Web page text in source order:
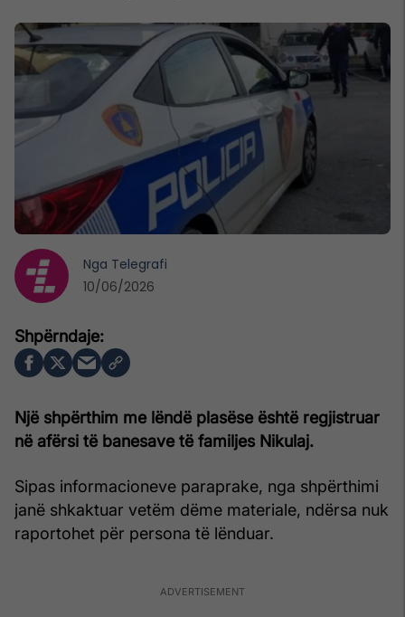
Një shpërthim me lëndë plasëse është regjistruar
në afërsi të banesave të familjes Nikulaj.
Sipas informacioneve paraprake, nga shpërthimi
janë shkaktuar vetëm dëme materiale, ndërsa nuk
raportohet për persona të lënduar.
Nga Telegrafi
10/06/2026